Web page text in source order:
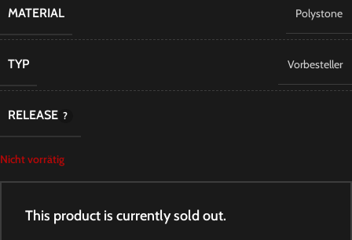
MATERIAL Polystone
TYP Vorbesteller
RELEASE
Nicht vorrätig
This product is currently sold out.